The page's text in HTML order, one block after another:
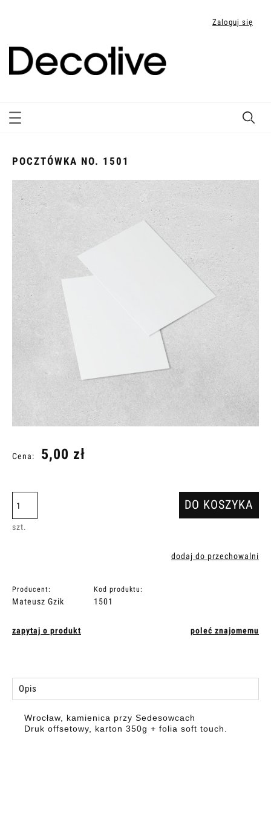
Zaloguj się
POCZTÓWKA NO. 1501
Cena: 5,00 zł
szt.
DO KOSZYKA
dodaj do przechowalni
Producent:
Mateusz Gzik
Kod produktu:
1501
zapytaj o produkt poleć znajomemu
Opis
Wrocław, kamienica przy Sedesowcach
Druk offsetowy, karton 350g + folia soft touch.